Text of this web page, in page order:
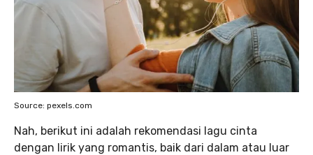
Source: pexels.com
Nah, berikut ini adalah rekomendasi lagu cinta
dengan lirik yang romantis, baik dari dalam atau luar